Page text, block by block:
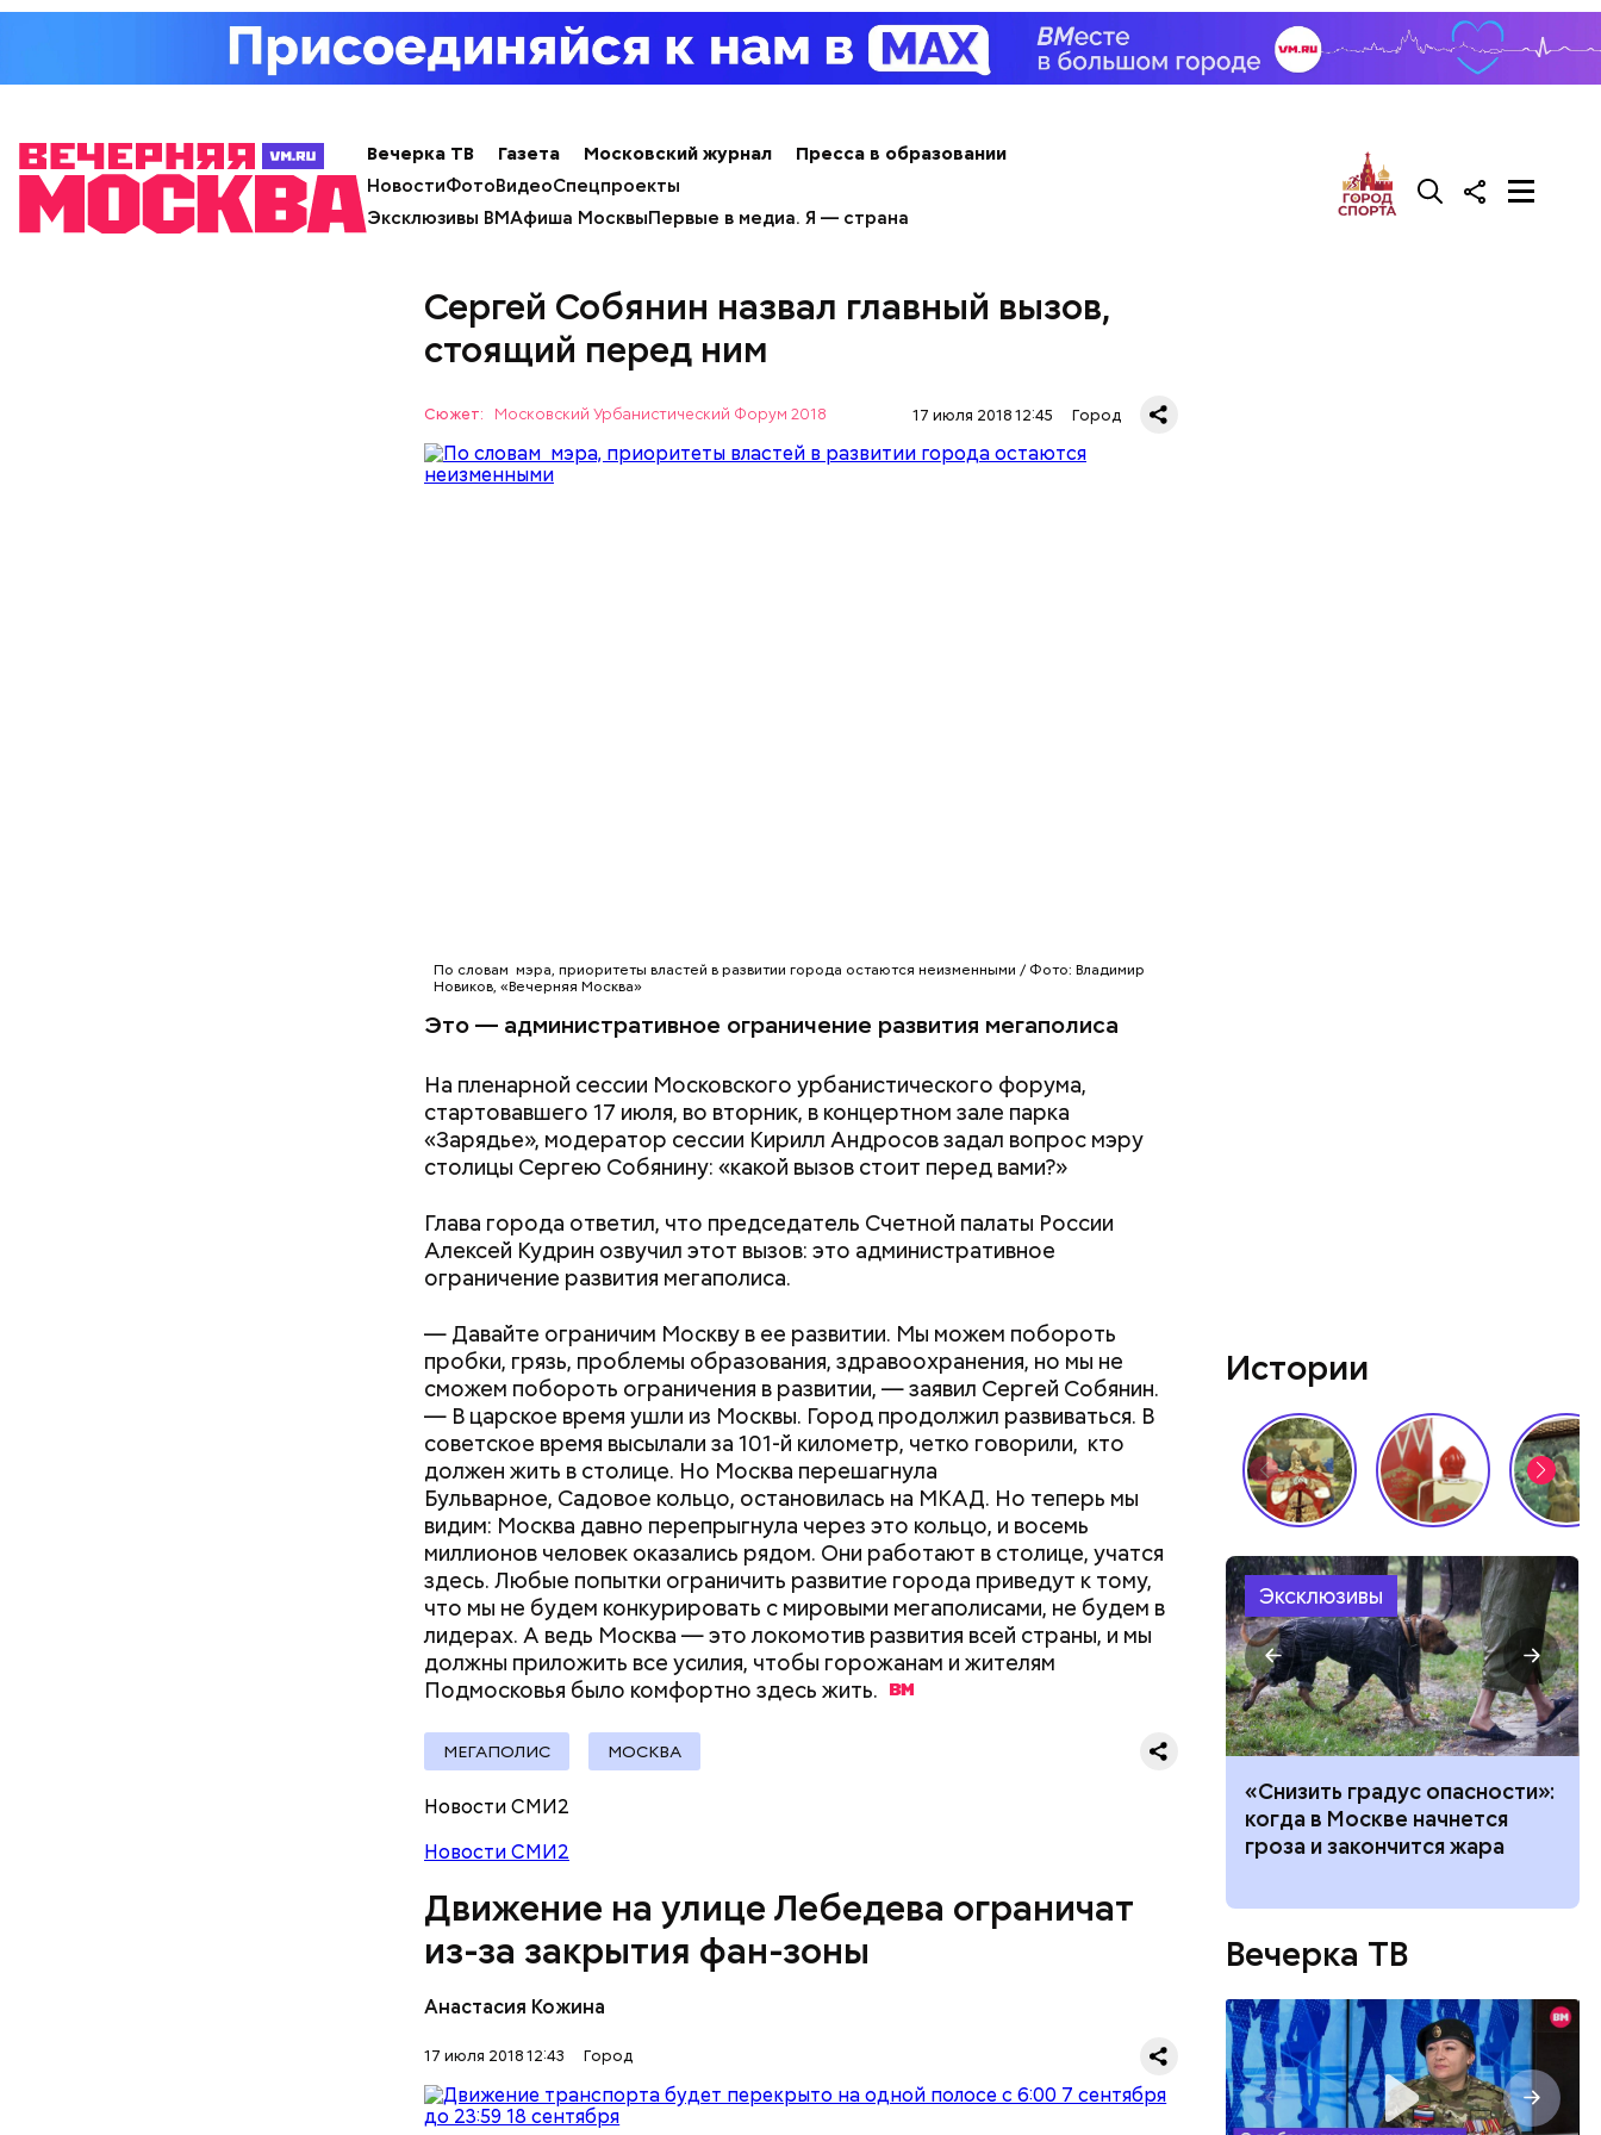
Вечерка ТВ Газета Московский журнал
Пресса в образовании
НовостиФотоВидеоСпецпроекты
Эксклюзивы ВМАфиша МосквыПервые в медиа. Я — страна
Сергей Собянин назвал главный вызов,
стоящий перед ним
Сюжет: Московский Урбанистический Форум 2018 17 июля 2018 12:45 Город
По словам мэра, приоритеты властей в развитии города остаются неизменными / Фото: Владимир
Новиков, «Вечерняя Москва»
Это — административное ограничение развития мегаполиса
На пленарной сессии Московского урбанистического форума,
стартовавшего 17 июля, во вторник, в концертном зале парка
«Зарядье», модератор сессии Кирилл Андросов задал вопрос мэру
столицы Сергею Собянину: «какой вызов стоит перед вами?»
Глава города ответил, что председатель Счетной палаты России
Алексей Кудрин озвучил этот вызов: это административное
ограничение развития мегаполиса.
— Давайте ограничим Москву в ее развитии. Мы можем побороть
пробки, грязь, проблемы образования, здравоохранения, но мы не
сможем побороть ограничения в развитии, — заявил Сергей Собянин.
— В царское время ушли из Москвы. Город продолжил развиваться. В
советское время высылали за 101-й километр, четко говорили, кто
должен жить в столице. Но Москва перешагнула
Бульварное, Садовое кольцо, остановилась на МКАД. Но теперь мы
видим: Москва давно перепрыгнула через это кольцо, и восемь
миллионов человек оказались рядом. Они работают в столице, учатся
здесь. Любые попытки ограничить развитие города приведут к тому,
что мы не будем конкурировать с мировыми мегаполисами, не будем в
лидерах. А ведь Москва — это локомотив развития всей страны, и мы
должны приложить все усилия, чтобы горожанам и жителям
Подмосковья было комфортно здесь жить.
МЕГАПОЛИС МОСКВА
Новости СМИ2
Новости СМИ2
Движение на улице Лебедева ограничат
из-за закрытия фан-зоны
Анастасия Кожина
17 июля 2018 12:43 Город
Кафе, рестораны, магазины выдержали наплывы туристов. В столичном
Департаменте торговли и услуг отметили рост оборота на
Никольской: общепит увеличил свои показатели в 2,8 раза, сувениры
расходились в 1,7 раза быстрее, чем в обычные дни, магазины получили
русской кухни названы окрошка, куриный бульон, гречневая, перловая
каши, морсы и пироги.
Справился и транспорт. Как рассказал Александр Поляков, директор
ГБУ «МосТрансПроект», был разработан план управления
перевозками к чемпионату мира по футболу.
Александр Поляков напомнил, что специальные шаттлы развозили
гостей до парков. Он назвал самые популярные маршруты за этот
период: «Фестиваль болельщиков – станция метро
маршрут S8 «Фестиваль болельщиков – станция метро «Киевская» —
98 тысяч.
Истории
Эксклюзивы
японский напиток сбросить
проезжей части: как
легковушка сбила толпу
«Снизить градус опасности»:
когда в Москве начнется
гроза и закончится жара
Вечерка ТВ